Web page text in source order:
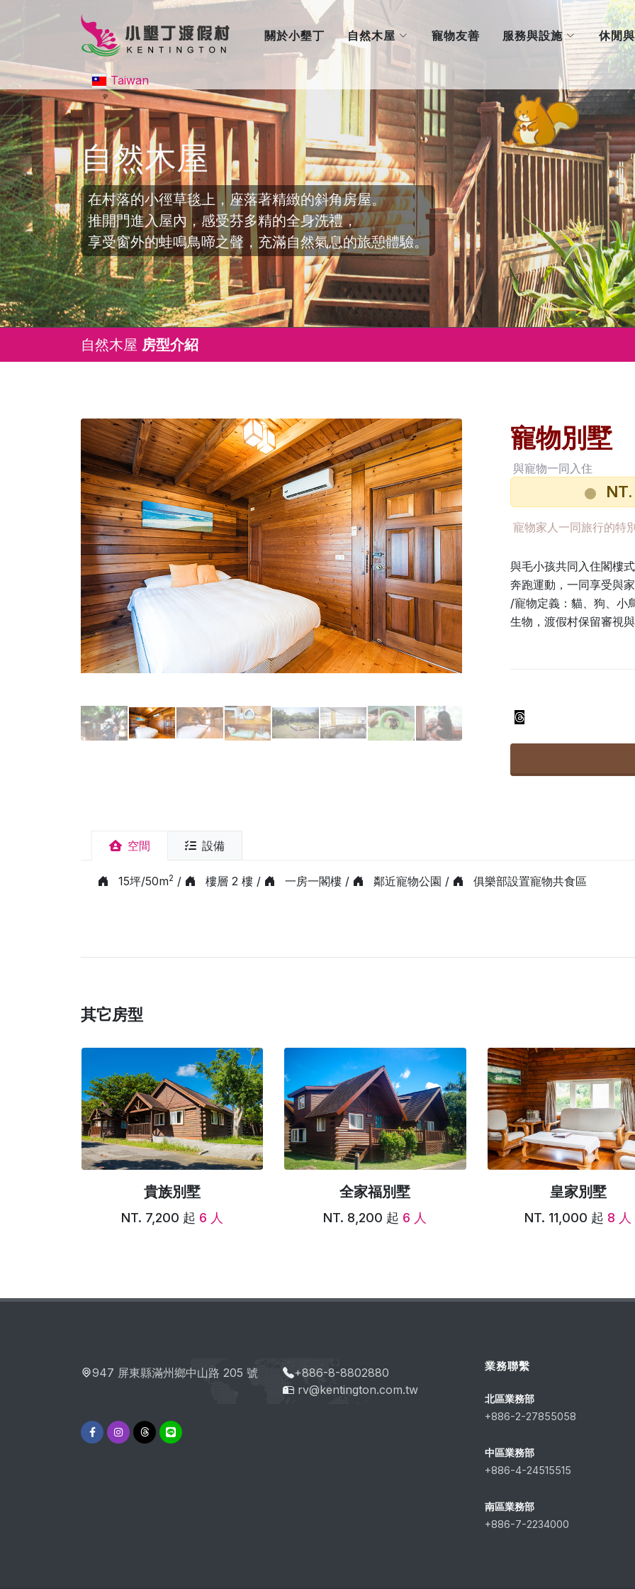
Taiwan
關於小墾丁 自然木屋 寵物友善 服務與設施 休閒
自然木屋
在村落的小徑草毯上，座落著精緻的斜角房屋。
推開門進入屋內，感受芬多精的全身洗禮，
享受窗外的蛙鳴鳥啼之聲，充滿自然氣息的旅憩體驗。
自然木屋 房型介紹
寵物別墅
與寵物一同入住
房價
寵物家人一同旅行的特
與毛小孩共同入住閣樓
奔跑運動，一同享受與
/寵物定義：貓、狗、小
生物，渡假村保留審視
空間 設備
15坪/50m2 / 樓層 2 樓 / 一房一閣樓 / 鄰近寵物公園 / 俱樂部設置寵物共食區
其它房型
貴族別墅
NT. 7,200 起 6 人
全家福別墅
NT. 8,200 起 6 人
皇家別墅
NT. 11,000 起 8 人
947 屏東縣滿州鄉中山路 205 號
+886-8-8802880
rv@kentington.com.tw
業務聯繫
北區業務部
+886-2-27855058
中區業務部
+886-4-24515515
南區業務部
+886-7-2234000